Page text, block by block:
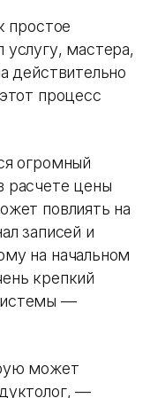
простое
услугу, мастера,
действительно
процесс
огромный
расчете цены
повлиять на
записей и
на начальном
крепкий
—
может
—